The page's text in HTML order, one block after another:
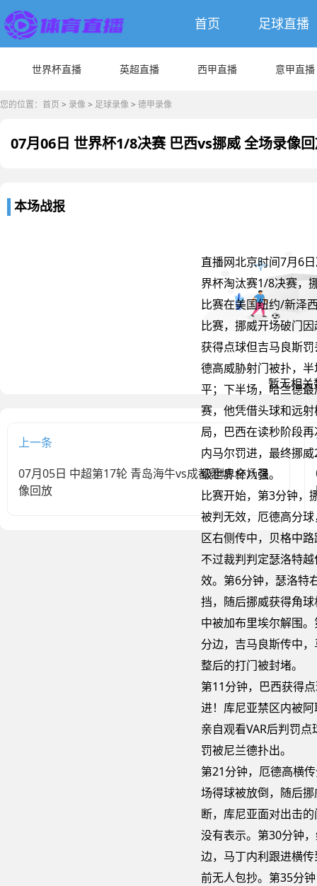
首页 足球直播
世界杯直播 英超直播 西甲直播 意甲直播
您的位置： 首页 > 录像> 足球录像> 德甲录像
07月06日 世界杯1/8决赛 巴西vs挪威 全场录像
本场战报
直播网北京时间7月6
界杯淘汰赛1/8决赛，
比赛在美国纽约/新泽
比赛，挪威开场破门
获得点球但吉马良斯
德高威胁射门被扑，
平；下半场，哈兰德
赛，他凭借头球和远
局，巴西在读秒阶段
内马尔罚进，最终挪
级世界杯八强。
比赛开始，第3分钟，
被判无效，厄德高分
区右侧传中，贝格中
不过裁判判定瑟洛特
效。第6分钟，瑟洛特
挡，随后挪威获得角
中被加布里埃尔解围
分边，吉马良斯传中
整后的打门被封堵。
第11分钟，巴西获得
进！库尼亚禁区内被
亲自观看VAR后判罚
罚被尼兰德扑出。
第21分钟，厄德高横
场得球被放倒，随后
断，库尼亚面对出击
没有表示。第30分钟
边，马丁内利跟进横
前无人包抄。第35分
上一条
07月05日 中超第17轮 青岛海牛vs成都蓉城 全场录
像回放